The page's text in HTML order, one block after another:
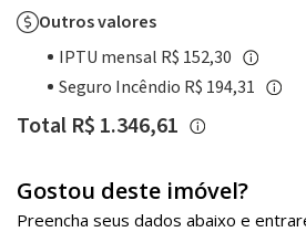
Outros valores
IPTU mensal R$ 152,30
Seguro Incêndio R$ 194,31
Total R$ 1.346,61
Gostou deste imóvel?
Preencha seus dados abaixo e